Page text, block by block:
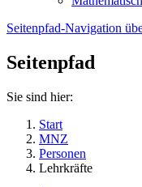
Seitenpfad-Navigation
Seitenpfad
Sie sind hier:
Start
MNZ
Personen
Lehrkräfte